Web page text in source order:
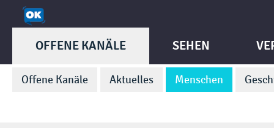
OFFENE KANÄLE
Offene Kanäle Aktuelles Menschen
SEHEN